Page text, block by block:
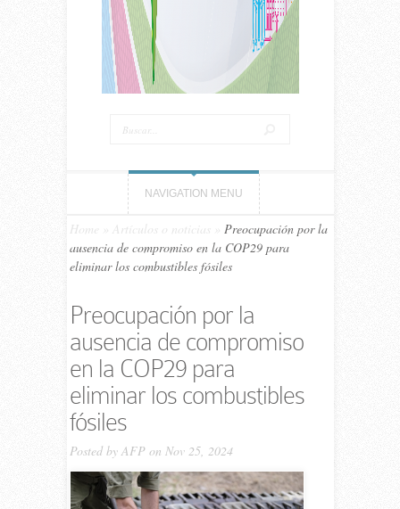
NAVIGATION MENU
Home Artículos o noticias
Preocupación por la
ausencia de compromiso en la COP29 para
eliminar los combustibles fósiles
Preocupación por la
ausencia de compromiso
en la COP29 para
eliminar los combustibles
fósiles
Posted by AFPon Nov 25, 2024